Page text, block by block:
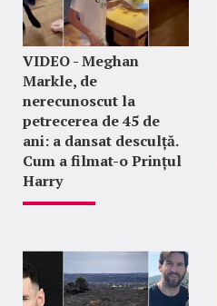
VIDEO - Meghan
Markle, de
nerecunoscut la
petrecerea de 45 de
ani: a dansat desculță.
Cum a filmat-o Prințul
Harry